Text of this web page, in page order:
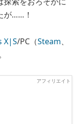
が……！
X|S/PC（Steam、